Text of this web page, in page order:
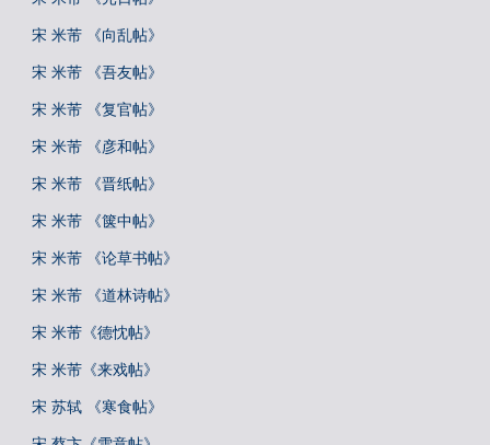
宋 米芾 《向乱帖》
宋 米芾 《吾友帖》
宋 米芾 《复官帖》
宋 米芾 《彦和帖》
宋 米芾 《晋纸帖》
宋 米芾 《箧中帖》
宋 米芾 《论草书帖》
宋 米芾 《道林诗帖》
宋 米芾《德忱帖》
宋 米芾《来戏帖》
宋 苏轼 《寒食帖》